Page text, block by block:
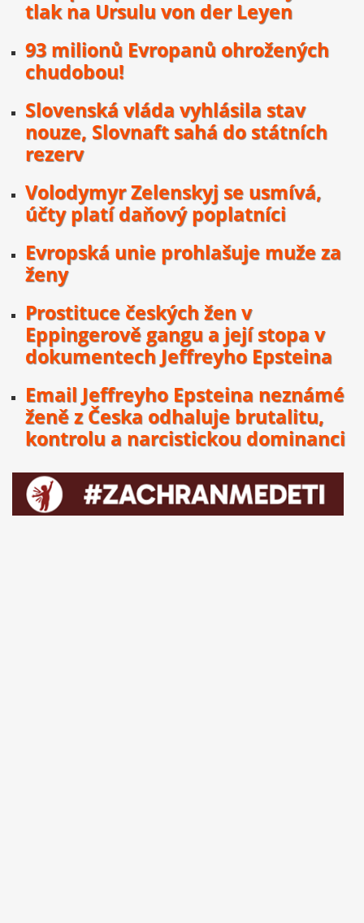
tlak na Ursulu von der Leyen
93 milionů Evropanů ohrožených
chudobou!
Slovenská vláda vyhlásila stav
nouze, Slovnaft sahá do státních
rezerv
Volodymyr Zelenskyj se usmívá,
účty platí daňový poplatníci
Evropská unie prohlašuje muže za
ženy
Prostituce českých žen v
Eppingerově gangu a její stopa v
dokumentech Jeffreyho Epsteina
Email Jeffreyho Epsteina neznámé
ženě z Česka odhaluje brutalitu,
kontrolu a narcistickou dominanci